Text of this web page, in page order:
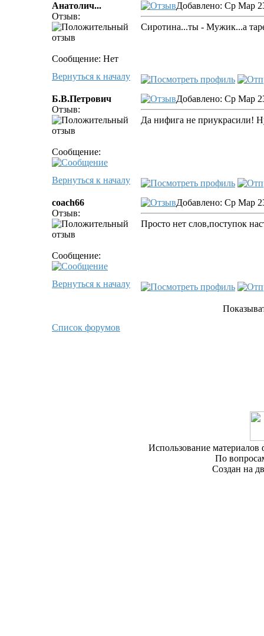
Анатолич...
Отзыв:
Сообщение: Нет
Добавлено: Ср Мар
Сиротина...ты - Мужик...а
Вернуться к началу
Б.В.Петрович
Отзыв:
Сообщение:
Добавлено: Ср Мар
Да нифига не приукрасили!
Вернуться к началу
coach66
Отзыв:
Сообщение:
Добавлено: Ср Мар
Просто нет слов,поступок
Вернуться к началу
Список форумов
Использование материалов
По
Создан на